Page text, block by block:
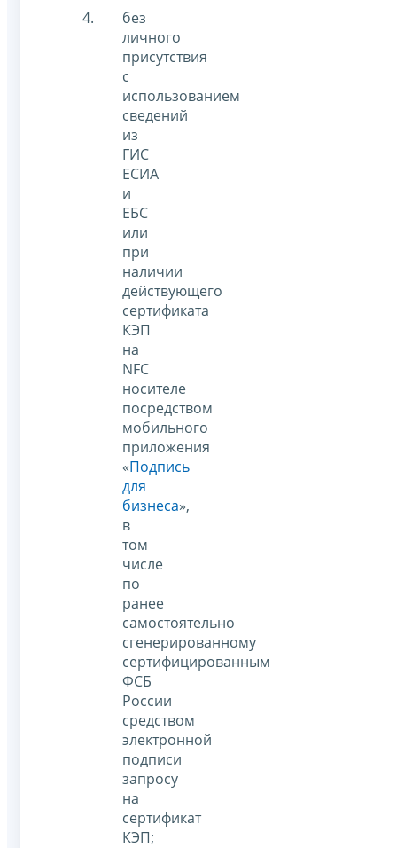
без
личного
присутствия
с
использованием
сведений
из
ГИС
ЕСИА
и
ЕБС
или
при
наличии
действующего
сертификата
КЭП
на
NFC
носителе
посредством
мобильного
приложения
«Подпись
для
бизнеса»,
в
том
числе
по
ранее
самостоятельно
сгенерированному
сертифицированным
ФСБ
России
средством
электронной
подписи
запросу
на
сертификат
КЭП;